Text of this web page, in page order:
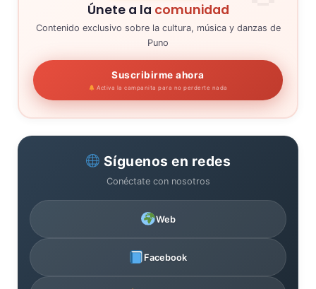
Únete a la comunidad
Contenido exclusivo sobre la cultura, música y danzas de
Puno
Suscribirme ahora
Activa la campanita para no perderte nada
Síguenos en redes
Conéctate con nosotros
Web
Facebook